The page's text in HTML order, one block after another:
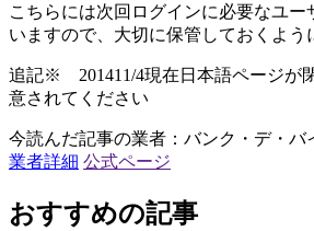
こちらには次回ログインに必要なユー
いますので、大切に保管しておくよう
追記※ 201411/4現在日本語ページが
意されてください
今読んだ記事の業者：バンク・デ・バ
業者詳細 公式ページ
おすすめの記事